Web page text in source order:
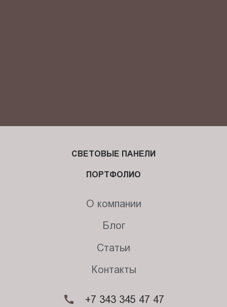
СВЕТОВЫЕ ПАНЕЛИ
ПОРТФОЛИО
О компании
Блог
Статьи
Контакты
+7 343 345 47 47